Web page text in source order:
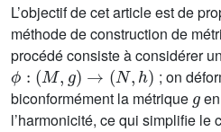
L’objectif de cet article est de
méthode de construction de
procédé consiste à considérer
ϕ:(M,g)→(N,h)
; on
biconformément la métrique
g
en
l’harmonicité, ce qui simplifie le